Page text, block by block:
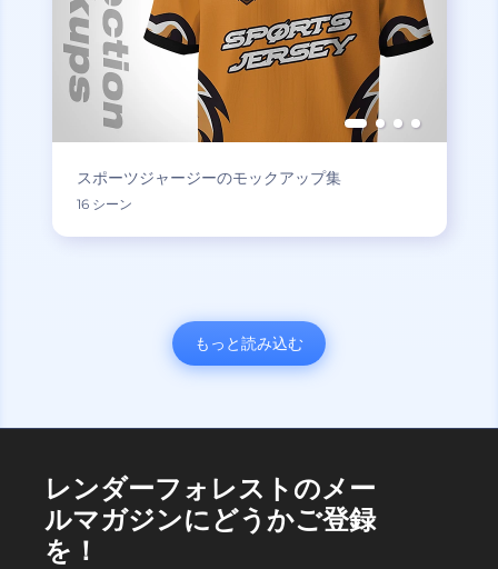
スポーツジャージーのモックアップ集
16 シーン
もっと読み込む
レンダーフォレストのメー
ルマガジンにどうかご登録
を！